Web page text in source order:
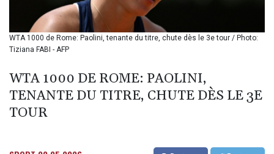
BZD 2.324897
CHF 0.934181
CLF 0.026749
WTA 1000 de Rome: Paolini, tenante du titre, chute dès le 3e tour / Photo:
Tiziana FABI - AFP
WTA 1000 DE ROME: PAOLINI,
TENANTE DU TITRE, CHUTE DÈS LE 3E
TOUR